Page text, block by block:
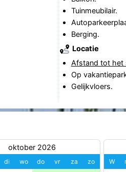
Tuinmeubilair.
Berging.
Locatie
Afstand tot het
Op
Gelijkvloers.
oktober 2026
di wo do vr za zo W